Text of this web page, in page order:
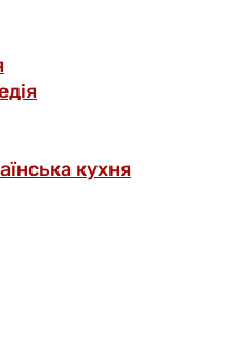
кухня